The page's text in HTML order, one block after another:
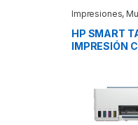
Impresiones,
HP SMART
IMPRESIÓN